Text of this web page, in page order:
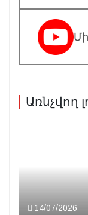
Առնչվող
14/07/2026